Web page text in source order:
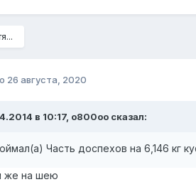
26 августа, 2020
в 10:17, o800oo сказал:
Часть доспехов на 6,146 кг
же на шею